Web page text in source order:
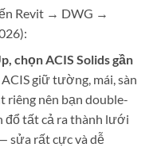
Revit → DWG →
chọn ACIS Solids gần
ACIS giữ tường, mái, sàn
riêng nên bạn double-
đổ tất cả ra thành lưới
sửa rất cực và dễ